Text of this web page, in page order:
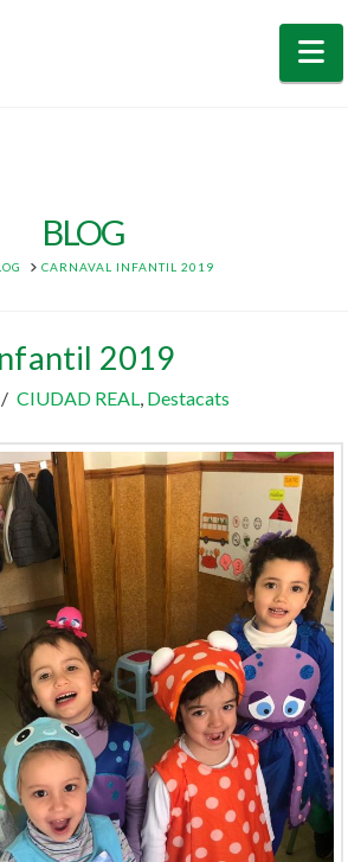
BLOG
CARNAVAL INFANTIL 2019
2019
CIUDAD REAL, Destacats